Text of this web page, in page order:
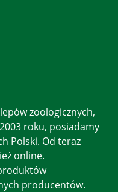
zoologicznych,
roku, posiadamy
Polski. Od teraz
online.
producentów.